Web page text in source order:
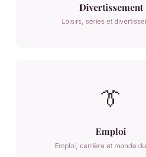
Divertissement
Loisirs, séries et
👔
Emploi
Emploi, carrière et monde